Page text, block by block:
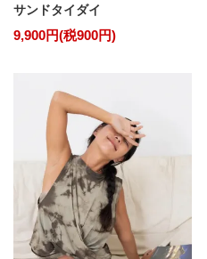
サンドタイダイ
9,900円(税900円)